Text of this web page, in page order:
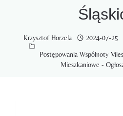
Krzysztof Horzela 2024-07-25
Postępowania Wspólnoty
Mieszkaniowe -